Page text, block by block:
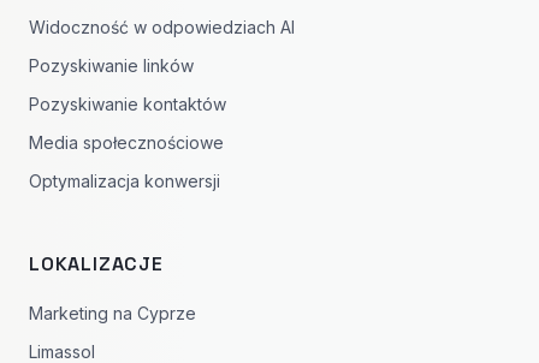
Widoczność w odpowiedziach AI
Pozyskiwanie linków
Pozyskiwanie kontaktów
Media społecznościowe
Optymalizacja konwersji
LOKALIZACJE
Marketing na Cyprze
Limassol